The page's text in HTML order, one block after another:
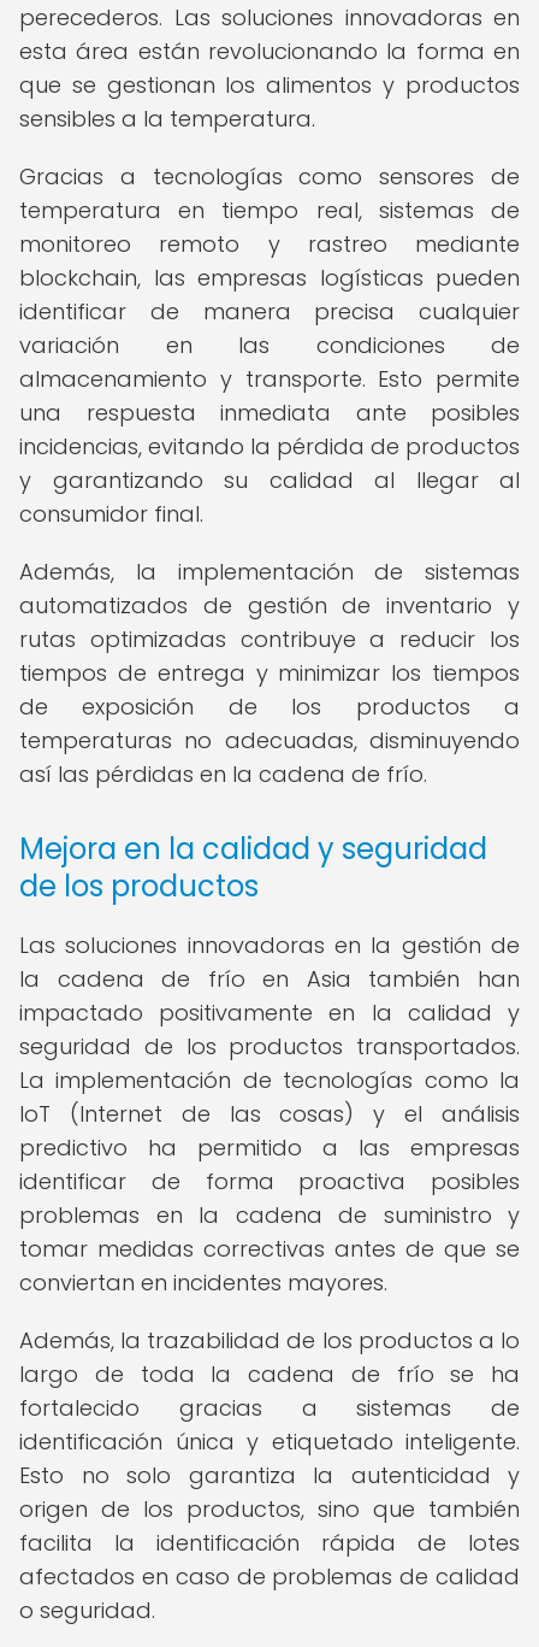
perecederos. Las soluciones innovadoras en
esta área están revolucionando la forma en
que se gestionan los alimentos y productos
sensibles a la temperatura.
Gracias a tecnologías como sensores de
temperatura en tiempo real, sistemas de
monitoreo remoto y rastreo mediante
blockchain, las empresas logísticas pueden
identificar de manera precisa cualquier
variación en las condiciones de
almacenamiento y transporte. Esto permite
una respuesta inmediata ante posibles
incidencias, evitando la pérdida de productos
y garantizando su calidad al llegar al
consumidor final.
Además, la implementación de sistemas
automatizados de gestión de inventario y
rutas optimizadas contribuye a reducir los
tiempos de entrega y minimizar los tiempos
de exposición de los productos a
temperaturas no adecuadas, disminuyendo
así las pérdidas en la cadena de frío.
Mejora en la calidad y seguridad
de los productos
Las soluciones innovadoras en la gestión de
la cadena de frío en Asia también han
impactado positivamente en la calidad y
seguridad de los productos transportados.
La implementación de tecnologías como la
IoT (Internet de las cosas) y el análisis
predictivo ha permitido a las empresas
identificar de forma proactiva posibles
problemas en la cadena de suministro y
tomar medidas correctivas antes de que se
conviertan en incidentes mayores.
Además, la trazabilidad de los productos a lo
largo de toda la cadena de frío se ha
fortalecido gracias a sistemas de
identificación única y etiquetado inteligente.
Esto no solo garantiza la autenticidad y
origen de los productos, sino que también
facilita la identificación rápida de lotes
afectados en caso de problemas de calidad
o seguridad.